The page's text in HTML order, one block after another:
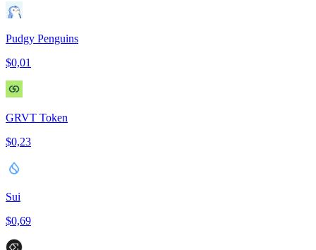
Pudgy Penguins
$0,01
GRVT Token
$0,23
Sui
$0,69